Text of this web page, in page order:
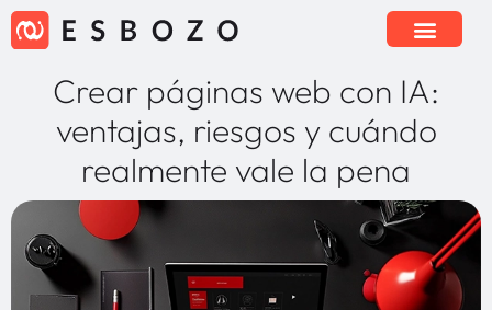
Crear páginas web con IA:
ventajas, riesgos y cuándo
realmente vale la pena